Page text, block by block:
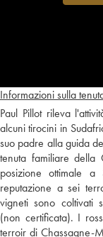
Informazioni sulla
Paul Pillot rileva
alcuni tirocini in
suo padre alla guida
tenuta familiare della
posizione ottimale
reputazione a sei
vigneti sono coltivati
(non certificata). I
terroir di Chassagne-